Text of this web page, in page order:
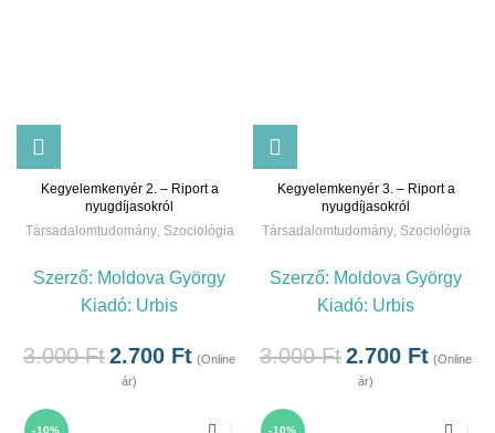
Kegyelemkenyér 2. – Riport a
nyugdíjasokról
Társadalomtudomány, Szociológia
Szerző: Moldova György
Kiadó: Urbis
3.000Ft2.700 Ft (Online
ár)
Kegyelemkenyér 3. – Riport a
nyugdíjasokról
Társadalomtudomány, Szociológia
Szerző: Moldova György
Kiadó: Urbis
3.000Ft2.700 Ft (Online
ár)
-10% -10%